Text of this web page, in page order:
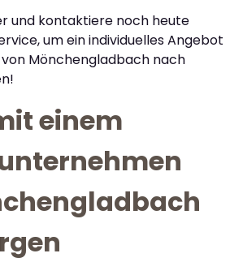
und kontaktiere noch heute
um ein individuelles Angebot
Mönchengladbach nach
einem